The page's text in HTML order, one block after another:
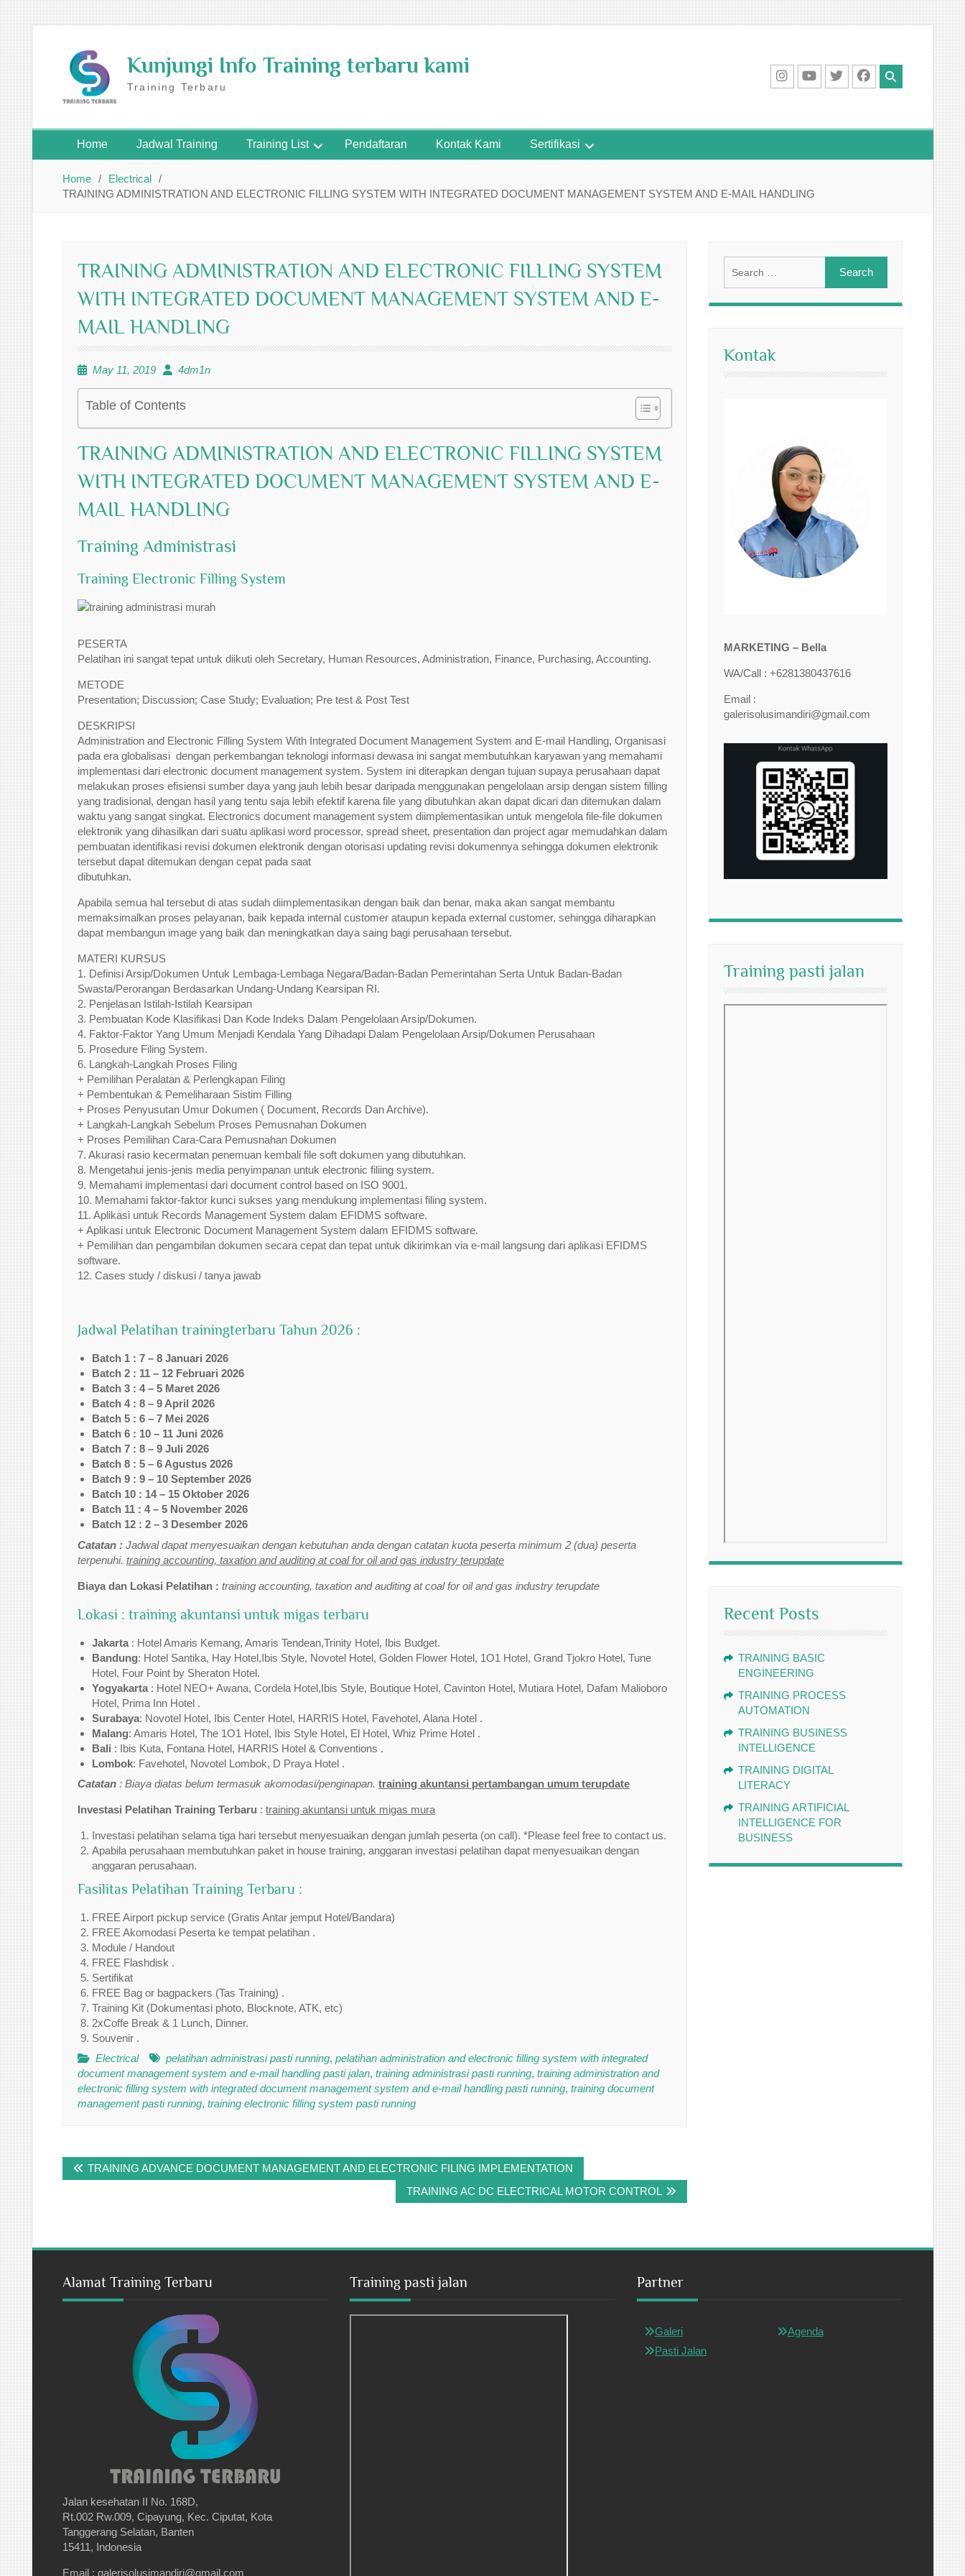
Skip
to
content
Kunjungi Info Training terbaru kami
Training Terbaru
Home Jadwal Training Training List Pendaftaran Kontak Kami Sertifikasi
Home
Electrical
TRAINING ADMINISTRATION AND ELECTRONIC FILLING SYSTEM WITH INTEGRATED DOCUMENT MANAGEMENT SYSTEM AND E-MAIL HANDLING
TRAINING ADMINISTRATION AND ELECTRONIC FILLING SYSTEM
WITH INTEGRATED DOCUMENT MANAGEMENT SYSTEM AND E-
MAIL HANDLING
May 11, 2019 4dm1n
Table of Contents
TRAINING ADMINISTRATION AND ELECTRONIC FILLING SYSTEM
WITH INTEGRATED DOCUMENT MANAGEMENT SYSTEM AND E-
MAIL HANDLING
Training Administrasi
Training Electronic Filling System
PESERTA
Pelatihan ini sangat tepat untuk diikuti oleh Secretary, Human Resources, Administration, Finance, Purchasing, Accounting.
METODE
Presentation; Discussion; Case Study; Evaluation; Pre test & Post Test
DESKRIPSI
Administration and Electronic Filling System With Integrated Document Management System and E-mail Handling, Organisasi
pada era globalisasi dengan perkembangan teknologi informasi dewasa ini sangat membutuhkan karyawan yang memahami
implementasi dari electronic document management system. System ini diterapkan dengan tujuan supaya perusahaan dapat
melakukan proses efisiensi sumber daya yang jauh lebih besar daripada menggunakan pengelolaan arsip dengan sistem filling
yang tradisional, dengan hasil yang tentu saja lebih efektif karena file yang dibutuhkan akan dapat dicari dan ditemukan dalam
waktu yang sangat singkat. Electronics document management system diimplementasikan untuk mengelola file-file dokumen
elektronik yang dihasilkan dari suatu aplikasi word processor, spread sheet, presentation dan project agar memudahkan dalam
pembuatan identifikasi revisi dokumen elektronik dengan otorisasi updating revisi dokumennya sehingga dokumen elektronik
tersebut dapat ditemukan dengan cepat pada saat
dibutuhkan.
Apabila semua hal tersebut di atas sudah diimplementasikan dengan baik dan benar, maka akan sangat membantu
memaksimalkan proses pelayanan, baik kepada internal customer ataupun kepada external customer, sehingga diharapkan
dapat membangun image yang baik dan meningkatkan daya saing bagi perusahaan tersebut.
MATERI KURSUS
1. Definisi Arsip/Dokumen Untuk Lembaga-Lembaga Negara/Badan-Badan Pemerintahan Serta Untuk Badan-Badan
Swasta/Perorangan Berdasarkan Undang-Undang Kearsipan RI.
2. Penjelasan Istilah-Istilah Kearsipan
3. Pembuatan Kode Klasifikasi Dan Kode Indeks Dalam Pengelolaan Arsip/Dokumen.
4. Faktor-Faktor Yang Umum Menjadi Kendala Yang Dihadapi Dalam Pengelolaan Arsip/Dokumen Perusahaan
5. Prosedure Filing System.
6. Langkah-Langkah Proses Filing
+ Pemilihan Peralatan & Perlengkapan Filing
+ Pembentukan & Pemeliharaan Sistim Filling
+ Proses Penyusutan Umur Dokumen ( Document, Records Dan Archive).
+ Langkah-Langkah Sebelum Proses Pemusnahan Dokumen
+ Proses Pemilihan Cara-Cara Pemusnahan Dokumen
7. Akurasi rasio kecermatan penemuan kembali file soft dokumen yang dibutuhkan.
8. Mengetahui jenis-jenis media penyimpanan untuk electronic filiing system.
9. Memahami implementasi dari document control based on ISO 9001.
10. Memahami faktor-faktor kunci sukses yang mendukung implementasi filing system.
11. Aplikasi untuk Records Management System dalam EFIDMS software.
+ Aplikasi untuk Electronic Document Management System dalam EFIDMS software.
+ Pemilihan dan pengambilan dokumen secara cepat dan tepat untuk dikirimkan via e-mail langsung dari aplikasi EFIDMS
software.
12. Cases study / diskusi / tanya jawab
Jadwal Pelatihan trainingterbaru Tahun 2026 :
Batch 1 : 7 – 8 Januari 2026
Batch 2 : 11 – 12 Februari 2026
Batch 3 : 4 – 5 Maret 2026
Batch 4 : 8 – 9 April 2026
Batch 5 : 6 – 7 Mei 2026
Batch 6 : 10 – 11 Juni 2026
Batch 7 : 8 – 9 Juli 2026
Batch 8 : 5 – 6 Agustus 2026
Batch 9 : 9 – 10 September 2026
Batch 10 : 14 – 15 Oktober 2026
Batch 11 : 4 – 5 November 2026
Batch 12 : 2 – 3 Desember 2026
Catatan : Jadwal dapat menyesuaikan dengan kebutuhan anda dengan catatan kuota peserta minimum 2 (dua) peserta
terpenuhi. training accounting, taxation and auditing at coal for oil and gas industry terupdate
Biaya dan Lokasi Pelatihan : training accounting, taxation and auditing at coal for oil and gas industry terupdate
Lokasi : training akuntansi untuk migas terbaru
Jakarta : Hotel Amaris Kemang, Amaris Tendean,Trinity Hotel, Ibis Budget.
Bandung: Hotel Santika, Hay Hotel,Ibis Style, Novotel Hotel, Golden Flower Hotel, 1O1 Hotel, Grand Tjokro Hotel, Tune
Hotel, Four Point by Sheraton Hotel.
Yogyakarta : Hotel NEO+ Awana, Cordela Hotel,Ibis Style, Boutique Hotel, Cavinton Hotel, Mutiara Hotel, Dafam Malioboro
Hotel, Prima Inn Hotel .
Surabaya: Novotel Hotel, Ibis Center Hotel, HARRIS Hotel, Favehotel, Alana Hotel .
Malang: Amaris Hotel, The 1O1 Hotel, Ibis Style Hotel, El Hotel, Whiz Prime Hotel .
Bali : Ibis Kuta, Fontana Hotel, HARRIS Hotel & Conventions .
Lombok: Favehotel, Novotel Lombok, D Praya Hotel .
Catatan : Biaya diatas belum termasuk akomodasi/penginapan. training akuntansi pertambangan umum terupdate
Investasi Pelatihan Training Terbaru : training akuntansi untuk migas mura
Investasi pelatihan selama tiga hari tersebut menyesuaikan dengan jumlah peserta (on call). *Please feel free to contact us.
Apabila perusahaan membutuhkan paket in house training, anggaran investasi pelatihan dapat menyesuaikan dengan
anggaran perusahaan.
Fasilitas Pelatihan Training Terbaru :
FREE Airport pickup service (Gratis Antar jemput Hotel/Bandara)
FREE Akomodasi Peserta ke tempat pelatihan .
Module / Handout
FREE Flashdisk .
Sertifikat
FREE Bag or bagpackers (Tas Training) .
Training Kit (Dokumentasi photo, Blocknote, ATK, etc)
2xCoffe Break & 1 Lunch, Dinner.
Souvenir .
Electrical
pelatihan administrasi pasti running, pelatihan administration and electronic filling system with integrated
document management system and e-mail handling pasti jalan, training administrasi pasti running, training administration and
electronic filling system with integrated document management system and e-mail handling pasti running, training document
management pasti running, training electronic filling system pasti running
Post
navigation
TRAINING ADVANCE DOCUMENT MANAGEMENT AND ELECTRONIC FILING IMPLEMENTATION
TRAINING AC DC ELECTRICAL MOTOR CONTROL
for:
Kontak
MARKETING – Bella
WA/Call : +6281380437616
Email :
galerisolusimandiri@gmail.com
Training pasti jalan
Recent Posts
TRAINING BASIC
ENGINEERING
TRAINING PROCESS
AUTOMATION
TRAINING BUSINESS
INTELLIGENCE
TRAINING DIGITAL
LITERACY
TRAINING ARTIFICIAL
INTELLIGENCE FOR
BUSINESS
Alamat Training Terbaru
Jalan kesehatan II No. 168D,
Rt.002 Rw.009, Cipayung, Kec. Ciputat, Kota
Tanggerang Selatan, Banten
15411, Indonesia
Email : galerisolusimandiri@gmail.com
Training pasti jalan Partner
Galeri
Pasti Jalan
Agenda